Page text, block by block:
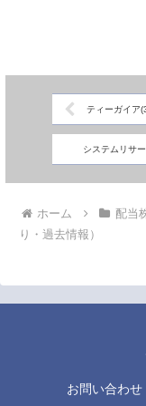
ティーガイア
システムリサ
ホーム 配当
り・過去情報）
お問い合わせ